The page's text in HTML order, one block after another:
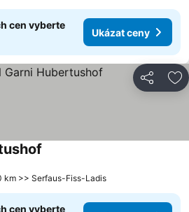
cen vyberte
Ukázat ceny
Sdílet
km >> Serfaus-Fiss-Ladis
cen vyberte